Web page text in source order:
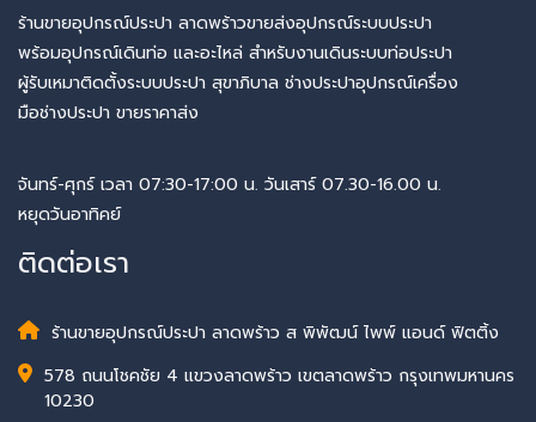
ร้านขายอุปกรณ์ประปา ลาดพร้าวขายส่งอุปกรณ์ระบบประปา
พร้อมอุปกรณ์เดินท่อ และอะไหล่ สำหรับงานเดินระบบท่อประปา
ผู้รับเหมาติดตั้งระบบประปา สุขาภิบาล ช่างประปาอุปกรณ์เครื่อง
มือช่างประปา ขายราคาส่ง
จันทร์-ศุกร์ เวลา 07:30-17:00 น. วันเสาร์ 07.30-16.00 น.
หยุดวันอาทิคย์
ติดต่อเรา
ร้านขายอุปกรณ์ประปา ลาดพร้าว ส พิพัฒน์ ไพพ์ แอนด์ ฟิตติ้ง
578 ถนนโชคชัย 4 แขวงลาดพร้าว เขตลาดพร้าว กรุงเทพมหานคร
10230